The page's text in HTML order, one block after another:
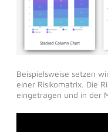
Beispielsweise setzen
einer Risikomatrix. Die
eingetragen und in der